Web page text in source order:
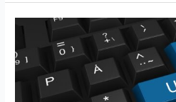
Dragon
Medical
One
2023.4